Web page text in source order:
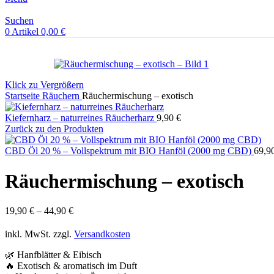
Suchen
0 Artikel 0,00 €
Klick zu Vergrößern
Startseite Räuchern Räuchermischung – exotisch
Kiefernharz – naturreines Räucherharz 9,90 €
Zurück zu den Produkten
CBD Öl 20 % – Vollspektrum mit BIO Hanföl (2000 mg CBD)
Räuchermischung – exotisch
19,90 € – 44,90 €
inkl. MwSt. zzgl. Versandkosten
🌿 Hanfblätter & Eibisch
🔥 Exotisch & aromatisch im Duft